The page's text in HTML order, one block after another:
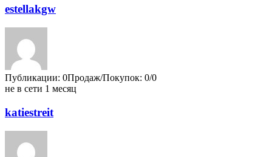
estellakgw
Публикации: 0Продаж/Покупок: 0/0
не в сети 1 месяц
katiestreit